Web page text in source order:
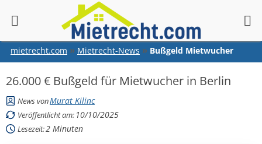
mietrecht.com Mietrecht-News Bußgeld Mietwucher
26.000 € Bußgeld für Mietwucher in Berlin
News vonMurat Kilinc
Veröffentlicht am: 10/10/2025
Lesezeit:2 Minuten